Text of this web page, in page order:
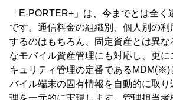
「E-PORTER+」は、今までとは全く
です。通信料金の組織別、個人別の
するのはもちろん、固定資産とは異
なモバイル資産管理にも対応し、更
キュリティ管理の定番であるMDM(※)
バイル端末の固有情報を自動的に取
理を一元的に実現します。管理担当